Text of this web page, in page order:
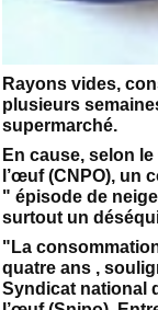
Rayons vides,
plusieurs
supermarché.
En cause, selon
l’œuf (CNPO), un
" épisode de
surtout un
"La
quatre ans ,
Syndicat national